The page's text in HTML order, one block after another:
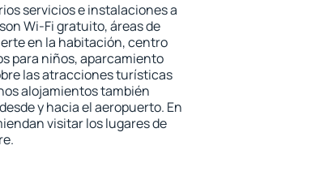
servicios e instalaciones a
Wi-Fi gratuito, áreas de
en la habitación, centro
para niños, aparcamiento
las atracciones turísticas
alojamientos también
y hacia el aeropuerto. En
visitar los lugares de